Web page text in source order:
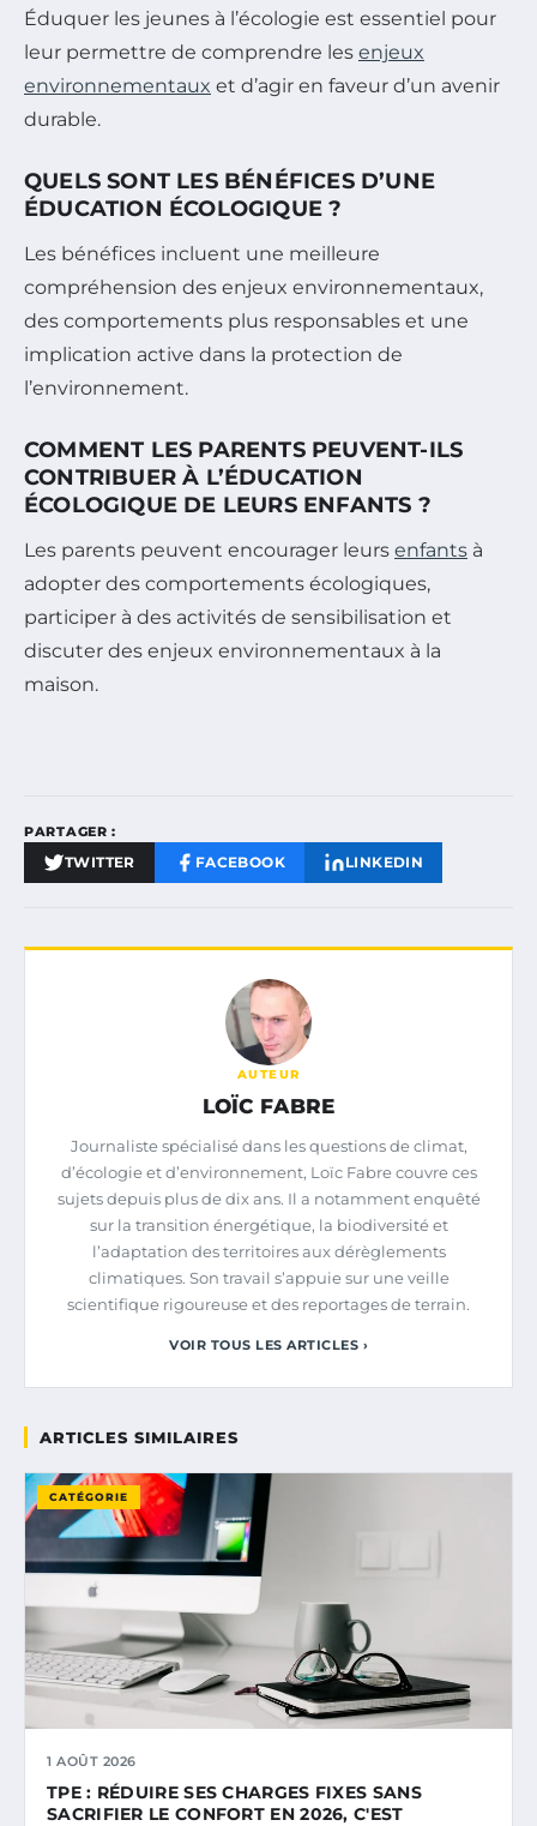
Éduquer les jeunes à l’écologie est essentiel pour
leur permettre de comprendre les enjeux
environnementaux et d’agir en faveur d’un avenir
durable.
QUELS SONT LES BÉNÉFICES D’UNE
ÉDUCATION ÉCOLOGIQUE ?
Les bénéfices incluent une meilleure
compréhension des enjeux environnementaux,
des comportements plus responsables et une
implication active dans la protection de
l’environnement.
COMMENT LES PARENTS PEUVENT-ILS
CONTRIBUER À L’ÉDUCATION
ÉCOLOGIQUE DE LEURS ENFANTS ?
Les parents peuvent encourager leurs enfants à
adopter des comportements écologiques,
participer à des activités de sensibilisation et
discuter des enjeux environnementaux à la
maison.
PARTAGER :
TWITTER FACEBOOK LINKEDIN
AUTEUR
LOÏC FABRE
Journaliste spécialisé dans les questions de climat,
d’écologie et d’environnement, Loïc Fabre couvre ces
sujets depuis plus de dix ans. Il a notamment enquêté
sur la transition énergétique, la biodiversité et
l’adaptation des territoires aux dérèglements
climatiques. Son travail s’appuie sur une veille
scientifique rigoureuse et des reportages de terrain.
VOIR TOUS LES ARTICLES ›
ARTICLES SIMILAIRES
CATÉGORIE
1 AOÛT 2026
TPE : RÉDUIRE SES CHARGES FIXES SANS
SACRIFIER LE CONFORT EN 2026, C'EST